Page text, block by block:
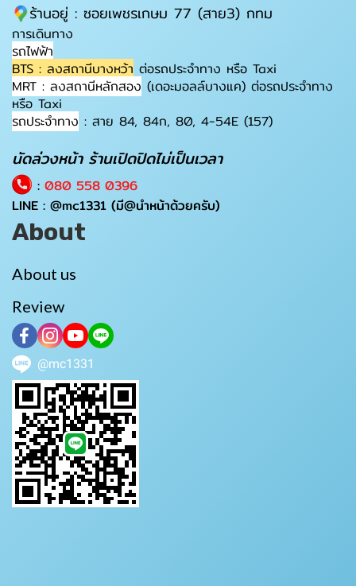
ร้านอยู่ : ซอยเพชรเกษม 77 (สาย3) กทม
การเดินทาง
รถไฟฟ้า
BTS : ลงสถานีบางหว้า ต่อรถประจำทาง หรือ Taxi
MRT : ลงสถานีหลักสอง (เดอะมอลล์บางแค) ต่อรถประจำทาง
หรือ Taxi
รถประจำทาง : สาย 84, 84ก, 80, 4-54E (157)
นัดล่วงหน้า ร้านเปิดปิดไม่เป็นเวลา
: 080 558 0396
LINE : @mc1331 (มี@นำหน้าด้วยครับ)
About
About us
Review
@mc1331